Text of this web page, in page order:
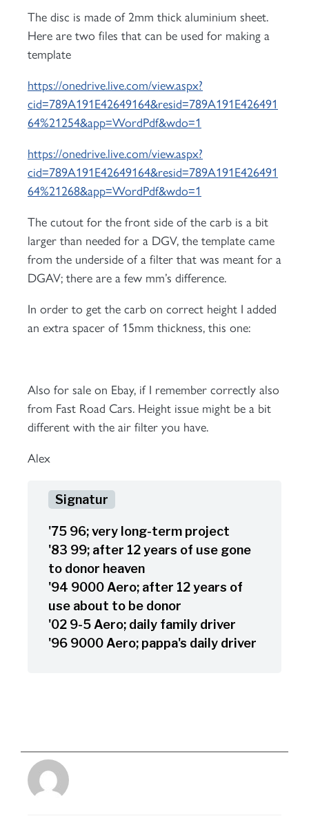
The disc is made of 2mm thick aluminium sheet.
Here are two files that can be used for making a
template
https://onedrive.live.com/view.aspx?
cid=789A191E42649164&resid=789A191E426491
64%21254&app=WordPdf&wdo=1
https://onedrive.live.com/view.aspx?
cid=789A191E42649164&resid=789A191E426491
64%21268&app=WordPdf&wdo=1
The cutout for the front side of the carb is a bit
larger than needed for a DGV, the template came
from the underside of a filter that was meant for a
DGAV; there are a few mm’s difference.
In order to get the carb on correct height I added
an extra spacer of 15mm thickness, this one:
Also for sale on Ebay, if I remember correctly also
from Fast Road Cars. Height issue might be a bit
different with the air filter you have.
Alex
'75 96; very long-term project
'83 99; after 12 years of use gone
to donor heaven
'94 9000 Aero; after 12 years of
use about to be donor
'02 9-5 Aero; daily family driver
'96 9000 Aero; pappa's daily driver